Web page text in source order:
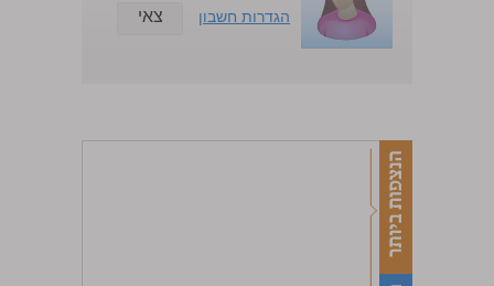
הגדרות חשבון
צאי